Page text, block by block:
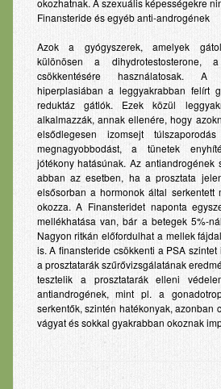
okozhatnak. A szexuális képességekre
Finansteride és egyéb anti-androgének
Azok a gyógyszerek, amelyek
különösen a dihydrotestosterone,
csökkentésére használatosak. A
hiperplasiában a leggyakrabban felírt
reduktáz gátlók. Ezek közül
alkalmazzák, annak ellenére, hogy
elsődlegesen izomsejt
megnagyobbodást, a tünetek
jótékony hatásúnak. Az antiandrogének
abban az esetben, ha a prosztata
elsősorban a hormonok által serkentett
okozza. A Finansteridet naponta
mellékhatása van, bár a betegek 5%-
Nagyon ritkán előfordulhat a mellek
is. A finansteride csökkenti a PSA
a prosztatarák szűrővizsgálatának
tesztelik a prosztatarák elleni
antiandrogének, mint pl. a
serkentők, szintén hatékonyak, azonban
vágyat és sokkal gyakrabban okoznak